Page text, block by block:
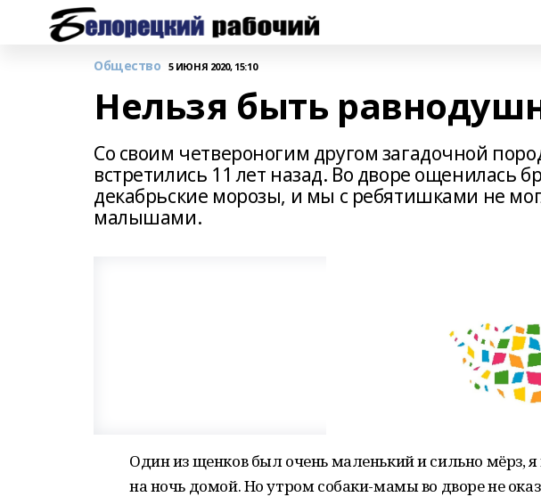
Общество 5 ИЮНЯ 2020, 15:10
Нельзя быть
Со своим четвероногим другом загадочной
встретились 11 лет назад. Во дворе ощенилась
декабрьские морозы, и мы с ребятишками не
малышами.
Один из щенков был очень маленький и сильно мёрз, я
на ночь домой. Но утром собаки-мамы во дворе не